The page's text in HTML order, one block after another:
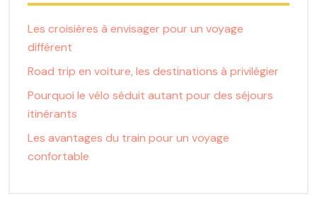
Les croisières à envisager pour un voyage
différent
Road trip en voiture, les destinations à privilégier
Pourquoi le vélo séduit autant pour des séjours
itinérants
Les avantages du train pour un voyage
confortable